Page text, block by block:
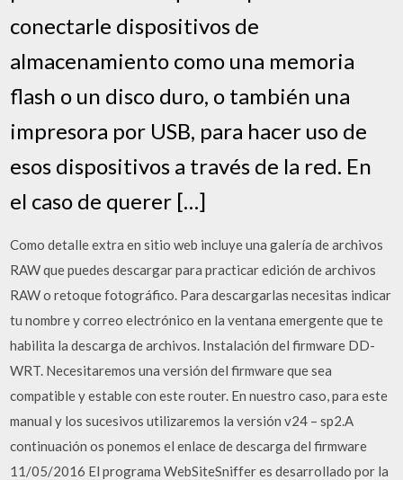
conectarle dispositivos de
almacenamiento como una memoria
flash o un disco duro, o también una
impresora por USB, para hacer uso de
esos dispositivos a través de la red. En
el caso de querer […]
Como detalle extra en sitio web incluye una galería de archivos
RAW que puedes descargar para practicar edición de archivos
RAW o retoque fotográfico. Para descargarlas necesitas indicar
tu nombre y correo electrónico en la ventana emergente que te
habilita la descarga de archivos. Instalación del firmware DD-
WRT. Necesitaremos una versión del firmware que sea
compatible y estable con este router. En nuestro caso, para este
manual y los sucesivos utilizaremos la versión v24 – sp2.A
continuación os ponemos el enlace de descarga del firmware
11/05/2016 El programa WebSiteSniffer es desarrollado por la